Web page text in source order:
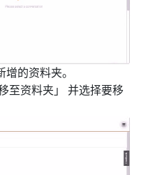
的资料夹。
至资料夹」 并选择要移